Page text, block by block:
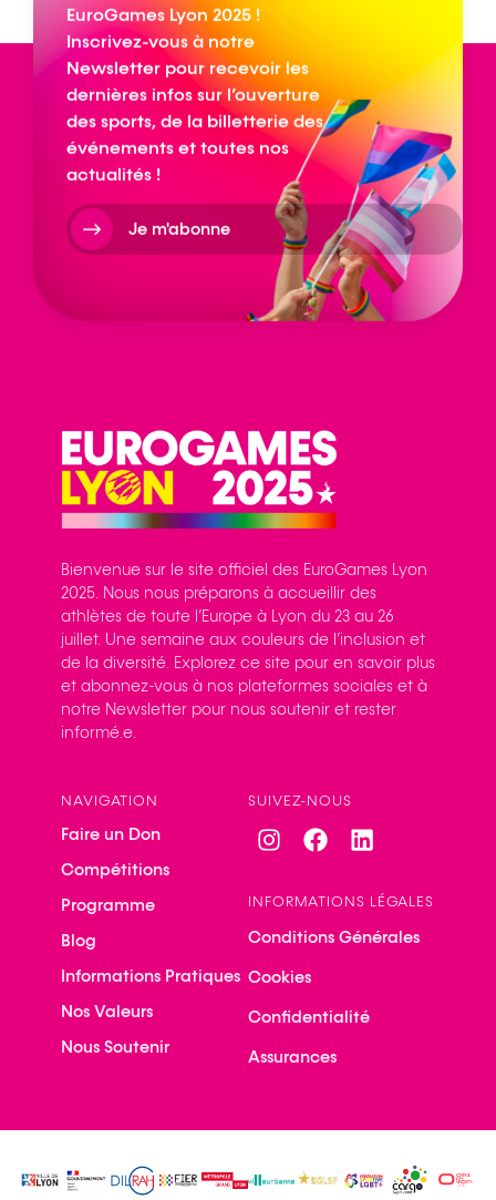
EuroGames Lyon 2025 !
Inscrivez-vous à notre
Newsletter pour recevoir les
dernières infos sur l’ouverture
des sports, de la billetterie des
événements et toutes nos
actualités !
Je m'abonne
Bienvenue sur le site officiel des EuroGames Lyon
2025. Nous nous préparons à accueillir des
athlètes de toute l’Europe à Lyon du 23 au 26
juillet. Une semaine aux couleurs de l’inclusion et
de la diversité. Explorez ce site pour en savoir plus
et abonnez-vous à nos plateformes sociales et à
notre Newsletter pour nous soutenir et rester
informé.e.
NAVIGATION
Faire un Don
Compétitions
Programme
Blog
Informations Pratiques
Nos Valeurs
Nous Soutenir
SUIVEZ-NOUS
INFORMATIONS LÉGALES
Conditions Générales
Cookies
Confidentialité
Assurances